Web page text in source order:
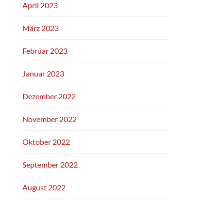
April 2023
März 2023
Februar 2023
Januar 2023
Dezember 2022
November 2022
Oktober 2022
September 2022
August 2022